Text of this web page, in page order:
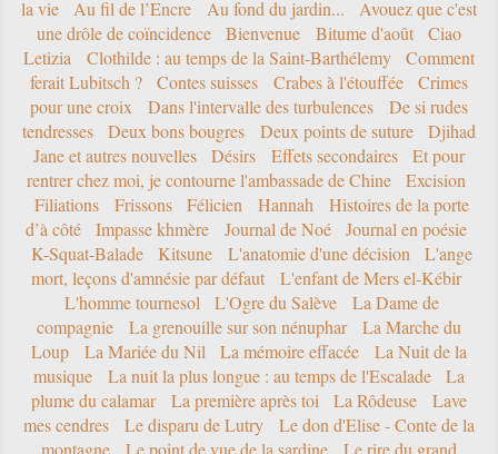
la vie
Au fil de l’Encre Au fond du jardin...
Avouez que c'est
une drôle de coïncidence
Bienvenue Bitume d'août
Ciao
Letizia
Clothilde : au temps de la Saint-Barthélemy
Comment
ferait Lubitsch ?
Contes suisses Crabes à l'étouffée
Crimes
pour une croix
Dans l'intervalle des turbulences
De si rudes
tendresses
Deux bons bougres Deux points de suture
Djihad
Jane et autres nouvelles
Désirs Effets secondaires
Et pour
rentrer chez moi, je contourne l'ambassade de Chine
Excision
Filiations
Frissons Félicien Hannah
Histoires de la porte
d’à côté
Impasse khmère Journal de Noé
Journal en poésie
K-Squat-Balade
Kitsune L'anatomie d'une décision
L'ange
mort, leçons d'amnésie par défaut
L'enfant de Mers el-Kébir
L'homme tournesol
L'Ogre du Salève
La Dame de
compagnie
La grenouille sur son nénuphar
La Marche du
Loup
La Mariée du Nil La mémoire effacée
La Nuit de la
musique
La nuit la plus longue : au temps de l'Escalade
La
plume du calamar
La première après toi La Rôdeuse
Lave
mes cendres
Le disparu de Lutry
Le don d'Elise - Conte de la
montagne
Le point de vue de la sardine Le rire du grand